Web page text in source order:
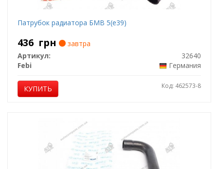
Патрубок радиатора БМВ 5(е39)
436 грн
завтра
Артикул:
32640
Febi
Германия
КУПИТЬ Код: 462573-8